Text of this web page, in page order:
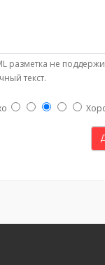
разметка не
текст.